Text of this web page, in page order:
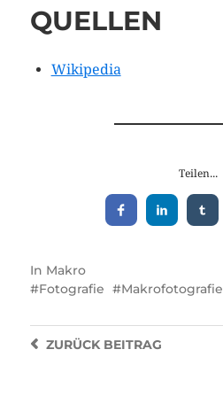
QUELLEN
Wikipedia
Teilen...
In Makro
Fotografie
Makrofotografie
ZURÜCKBEITRAG